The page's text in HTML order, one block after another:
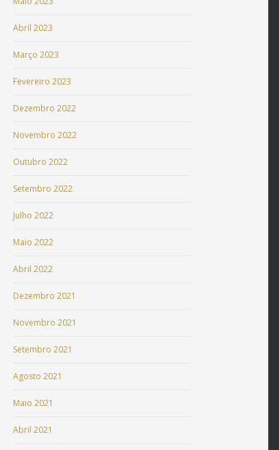
Abril 2023
Março 2023
Fevereiro 2023
Dezembro 2022
Novembro 2022
Outubro 2022
Setembro 2022
Julho 2022
Maio 2022
Abril 2022
Dezembro 2021
Novembro 2021
Setembro 2021
Agosto 2021
Maio 2021
Abril 2021